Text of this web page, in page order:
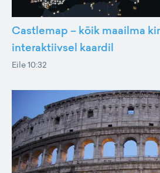
Castlemap – kõik maailma
interaktiivsel kaardil
Eile 10:32